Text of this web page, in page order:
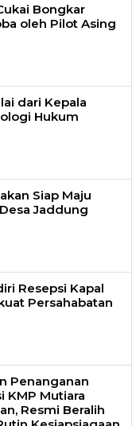
Bongkar
oleh Pilot Asing
dari Kepala
Hukum
Siap Maju
Jaddung
Resepsi Kapal
Persahabatan
Penanganan
KMP Mutiara
Resmi Beralih